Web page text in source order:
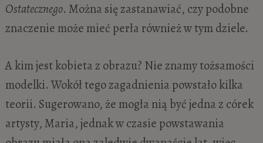
Ostatecznego. Można się zastanawiać, czy podobne
znaczenie może mieć perła również w tym dziele.
A kim jest kobieta z obrazu? Nie znamy tożsamości
modelki. Wokół tego zagadnienia powstało kilka
teorii. Sugerowano, że mogła nią być jedna z córek
artysty, Maria, jednak w czasie powstawania